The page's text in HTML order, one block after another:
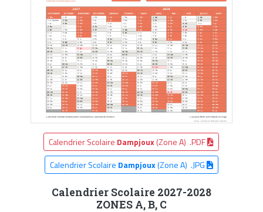
Calendrier Scolaire Dampjoux(Zone A) .PDF
Calendrier Scolaire Dampjoux(Zone A) .JPG
Calendrier Scolaire 2027-2028
ZONES A, B, C